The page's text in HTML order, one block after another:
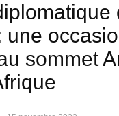
une
sommet